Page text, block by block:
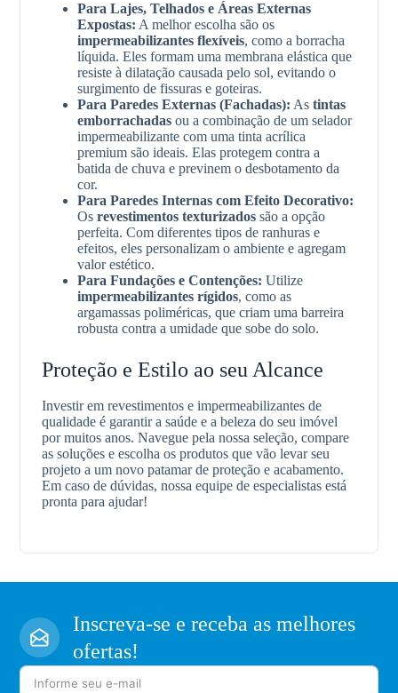
Para Lajes, Telhados e Áreas Externas
Expostas: A melhor escolha são os
impermeabilizantes flexíveis, como a borracha
líquida. Eles formam uma membrana elástica que
resiste à dilatação causada pelo sol, evitando o
surgimento de fissuras e goteiras.
Para Paredes Externas (Fachadas): Astintas
emborrachadas ou a combinação de um selador
impermeabilizante com uma tinta acrílica
premium são ideais. Elas protegem contra a
batida de chuva e previnem o desbotamento da
cor.
Para Paredes Internas com Efeito Decorativo:
Osrevestimentos texturizados são a opção
perfeita. Com diferentes tipos de ranhuras e
efeitos, eles personalizam o ambiente e agregam
valor estético.
Para Fundações e Contenções: Utilize
impermeabilizantes rígidos, como as
argamassas poliméricas, que criam uma barreira
robusta contra a umidade que sobe do solo.
Proteção e Estilo ao seu Alcance
Investir em revestimentos e impermeabilizantes de
qualidade é garantir a saúde e a beleza do seu imóvel
por muitos anos. Navegue pela nossa seleção, compare
as soluções e escolha os produtos que vão levar seu
projeto a um novo patamar de proteção e acabamento.
Em caso de dúvidas, nossa equipe de especialistas está
pronta para ajudar!
Inscreva-se e receba as melhores
ofertas!